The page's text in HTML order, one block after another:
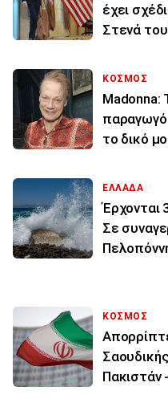
έχει
Στενά
ΚΟΣΜΟΣ
Madonna:
παραγωγό
το δικό
ΕΛΛΑΔΑ
Έρχονται
Σε
ΚΟΣΜΟΣ
Πακιστάν